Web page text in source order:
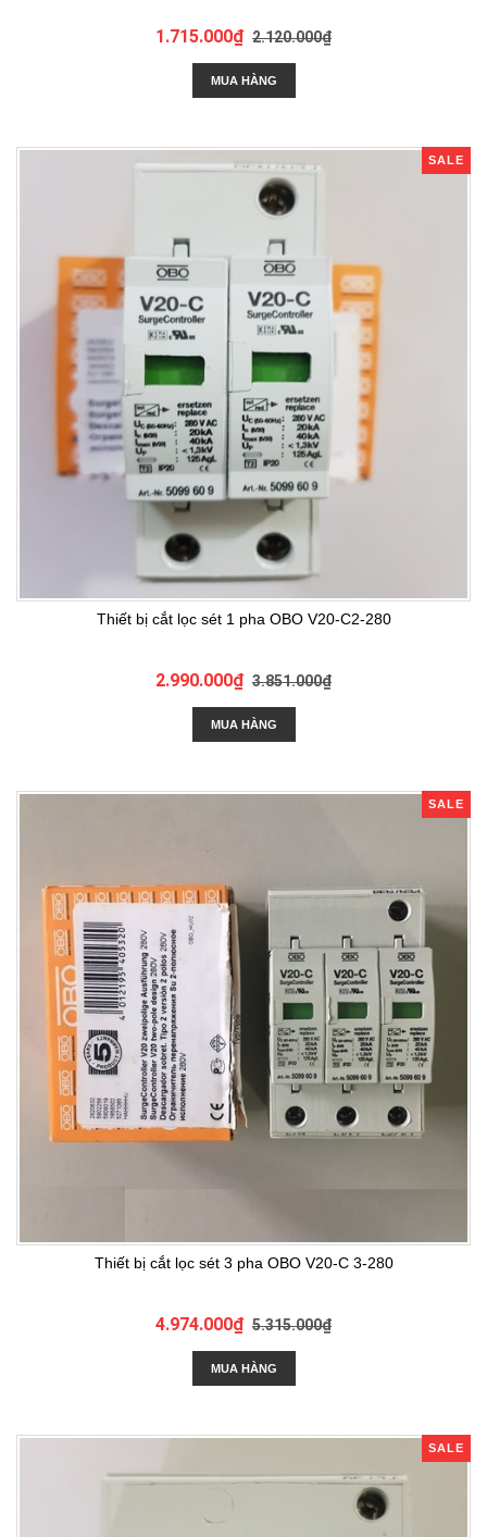
1.715.000₫ 2.120.000₫
MUA HÀNG
SALE
Thiết bị cắt lọc sét 1 pha OBO V20-C2-280
2.990.000₫ 3.851.000₫
MUA HÀNG
SALE
Thiết bị cắt lọc sét 3 pha OBO V20-C 3-280
4.974.000₫ 5.315.000₫
MUA HÀNG
SALE